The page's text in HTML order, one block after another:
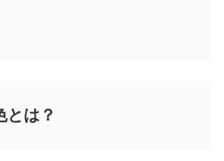
とは？